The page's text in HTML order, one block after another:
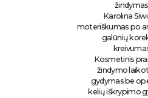
žindymas
Karolina
moteriškumas po
galūnių
Kosmetinis
žindymo
gydymas be
kelių iškrypimo